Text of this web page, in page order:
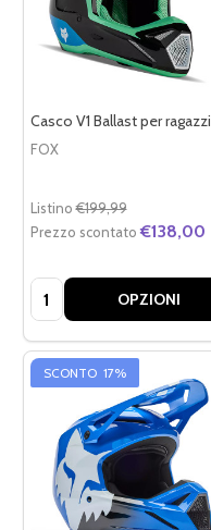
Casco V1 Ballast per ragazzi
FOX
Listino €199,99
Prezzo scontato €138,00
Quantità: OPZIONI
SCONTO 17%